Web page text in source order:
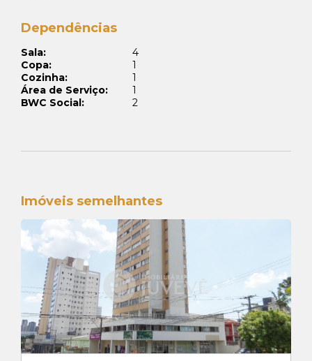
Dependências
Sala:
4
Copa:
1
Cozinha:
1
Área de Serviço:
1
BWC Social:
2
Imóveis semelhantes